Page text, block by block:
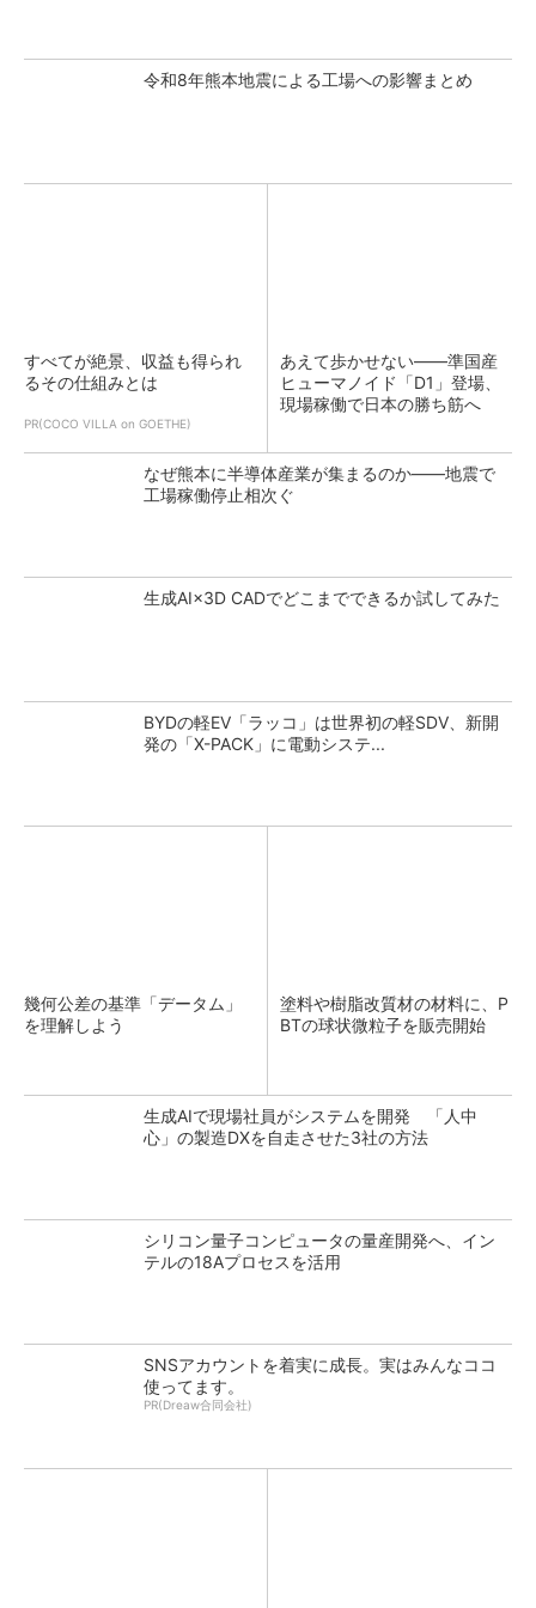
令和8年熊本地震による工場への影響まとめ
すべてが絶景、収益も得られ
るその仕組みとは
PR(COCO VILLA on GOETHE)
あえて歩かせない――準国産
ヒューマノイド「D1」登場、
現場稼働で日本の勝ち筋へ
なぜ熊本に半導体産業が集まるのか――地震で
工場稼働停止相次ぐ
生成AI×3D CADでどこまでできるか試してみた
BYDの軽EV「ラッコ」は世界初の軽SDV、新開
発の「X-PACK」に電動システ...
幾何公差の基準「データム」
を理解しよう
塗料や樹脂改質材の材料に、P
BTの球状微粒子を販売開始
生成AIで現場社員がシステムを開発 「人中
心」の製造DXを自走させた3社の方法
シリコン量子コンピュータの量産開発へ、イン
テルの18Aプロセスを活用
SNSアカウントを着実に成長。実はみんなココ
使ってます。
PR(Dreaw合同会社)